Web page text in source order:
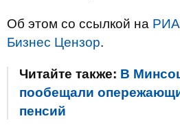
Об этом со ссылкой на РИА
Бизнес Цензор.
Читайте также: В
пообещали
пенсий